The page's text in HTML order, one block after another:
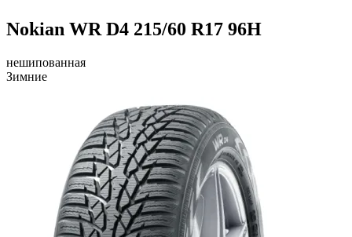
Nokian WR D4 215/60 R17 96H
нешипованная
Зимние